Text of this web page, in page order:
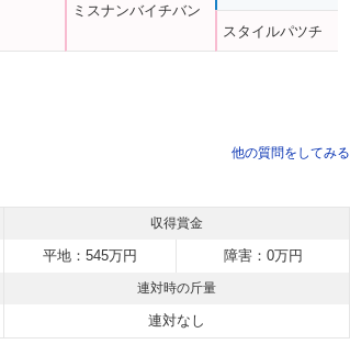
ミスナンバイチバン
スタイルパツチ
他の質問をしてみる
収得賞金
平地：545万円 障害：0万円
連対時の斤量
連対なし